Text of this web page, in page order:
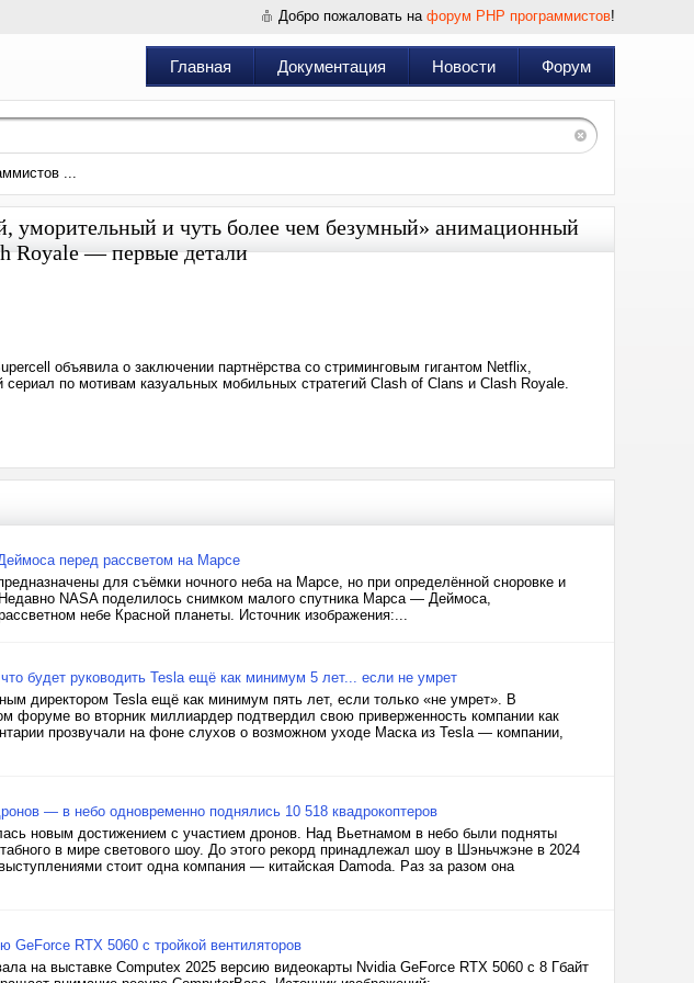
Добро пожаловать на форум PHP программистов!
Главная Документация Новости Форум
...
уморительный и чуть более чем безумный» анимационный
Royale — первые детали
объявила о заключении партнёрства со стриминговым гигантом Netflix,
сериал по мотивам казуальных мобильных стратегий Clash of Clans и Clash Royale.
перед рассветом на Марсе
для съёмки ночного неба на Марсе, но при определённой сноровке и
NASA поделилось снимком малого спутника Марса — Деймоса,
небе Красной планеты. Источник изображения:...
будет руководить Tesla ещё как минимум 5 лет... если не умрет
директором Tesla ещё как минимум пять лет, если только «не умрет». В
форуме во вторник миллиардер подтвердил свою приверженность компании как
прозвучали на фоне слухов о возможном уходе Маска из Tesla — компании,
— в небо одновременно поднялись 10 518 квадрокоптеров
новым достижением с участием дронов. Над Вьетнамом в небо были подняты
в мире светового шоу. До этого рекорд принадлежал шоу в Шэньчжэне в 2024
стоит одна компания — китайская Damoda. Раз за разом она
GeForce RTX 5060 с тройкой вентиляторов
на выставке Computex 2025 версию видеокарты Nvidia GeForce RTX 5060 с 8 Гбайт